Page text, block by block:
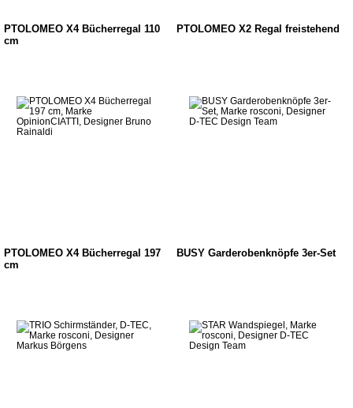
PTOLOMEO X4 Bücherregal 110
cm
PTOLOMEO X2 Regal freistehend
PTOLOMEO X4 Bücherregal 197
cm
BUSY Garderobenknöpfe 3er-Set